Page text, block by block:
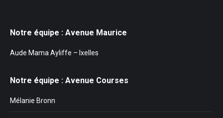
Notre équipe : Avenue Maurice
Aude Mama Ayliffe – Ixelles
Notre équipe : Avenue Courses
Mélanie Bronn